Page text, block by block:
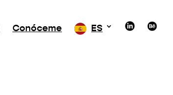
Conóceme ES